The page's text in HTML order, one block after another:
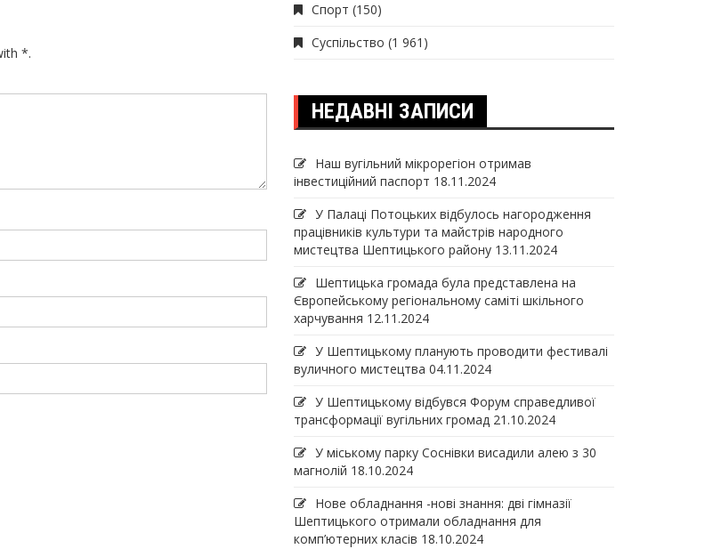
*.
Спорт (150)
Суспільство (1 961)
НЕДАВНІ ЗАПИСИ
Наш вугільний мікрорегіон отримав
інвеcтиційний паспорт 18.11.2024
У Палаці Потоцьких відбулось нагородження
працівників культури та майстрів народного
мистецтва Шептицького району 13.11.2024
Шептицька громада була представлена на
Європейському регіональному саміті шкільного
харчування 12.11.2024
У Шептицькому планують проводити фестивалі
вуличного мистецтва 04.11.2024
У Шептицькому відбувся Форум справедливої
трансформації вугільних громад 21.10.2024
У міському парку Соснівки висадили алею з 30
магнолій 18.10.2024
Нове обладнання -нові знання: дві гімназії
Шептицького отримали обладнання для
комп’ютерних класів 18.10.2024